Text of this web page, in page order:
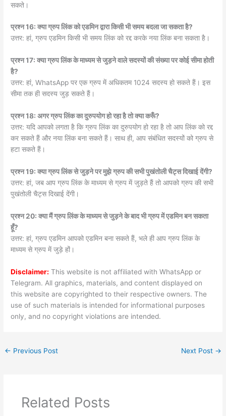
सकते।
प्रश्न 16: क्या ग्रुप लिंक को एडमिन द्वारा किसी भी समय बदला जा सकता है?
उत्तर: हां, ग्रुप एडमिन किसी भी समय लिंक को रद्द करके नया लिंक बना सकता है।
प्रश्न 17: क्या ग्रुप लिंक के माध्यम से जुड़ने वाले सदस्यों की संख्या पर कोई सीमा होती
है?
उत्तर: हां, WhatsApp पर एक ग्रुप में अधिकतम 1024 सदस्य हो सकते हैं। इस
सीमा तक ही सदस्य जुड़ सकते हैं।
प्रश्न 18: अगर ग्रुप लिंक का दुरुपयोग हो रहा है तो क्या करूँ?
उत्तर: यदि आपको लगता है कि ग्रुप लिंक का दुरुपयोग हो रहा है तो आप लिंक को रद्द
कर सकते हैं और नया लिंक बना सकते हैं। साथ ही, आप संबंधित सदस्यों को ग्रुप से
हटा सकते हैं।
प्रश्न 19: क्या ग्रुप लिंक से जुड़ने पर मुझे ग्रुप की सभी पुखंतोली चैट्स दिखाई देंगी?
उत्तर: हां, जब आप ग्रुप लिंक के माध्यम से ग्रुप में जुड़ते हैं तो आपको ग्रुप की सभी
पुखंतोली चैट्स दिखाई देंगी।
प्रश्न 20: क्या मैं ग्रुप लिंक के माध्यम से जुड़ने के बाद भी ग्रुप में एडमिन बन सकता
हूँ?
उत्तर: हां, ग्रुप एडमिन आपको एडमिन बना सकते हैं, भले ही आप ग्रुप लिंक के
माध्यम से ग्रुप में जुड़े हों।
Disclaimer: This website is not affiliated with WhatsApp or
Telegram. All graphics, materials, and content displayed on
this website are copyrighted to their respective owners. The
use of such materials is intended for informational purposes
only, and no copyright violations are intended.
← Previous Post Next Post →
Related Posts